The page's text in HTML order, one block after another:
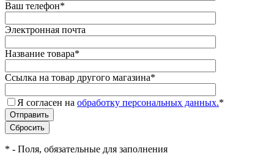
Ваш телефон*
Электронная почта
Название товара*
Ссылка на товар другого магазина*
Я согласен на обработку персональных данных.*
* - Поля, обязательные для заполнения